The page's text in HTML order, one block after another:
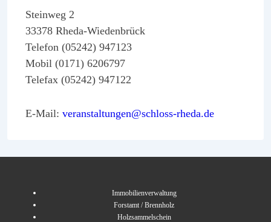
Steinweg 2
33378 Rheda-Wiedenbrück
Telefon (05242) 947123
Mobil (0171) 6206797
Telefax (05242) 947122
E-Mail: veranstaltungen@schloss-rheda.de
Immobilienverwaltung
Forstamt / Brennholz
Holzsammelschein